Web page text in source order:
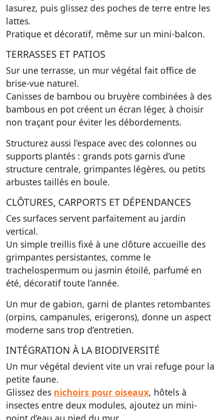
lasurez, puis glissez des poches de terre entre les
lattes.
Pratique et décoratif, même sur un mini-balcon.
TERRASSES ET PATIOS
Sur une terrasse, un mur végétal fait office de
brise-vue naturel.
Canisses de bambou ou bruyère combinées à des
bambous en pot créent un écran léger, à choisir
non traçant pour éviter les débordements.
Structurez aussi l’espace avec des colonnes ou
supports plantés : grands pots garnis d’une
structure centrale, grimpantes légères, ou petits
arbustes taillés en boule.
CLÔTURES, CARPORTS ET DÉPENDANCES
Ces surfaces servent parfaitement au jardin
vertical.
Un simple treillis fixé à une clôture accueille des
grimpantes persistantes, comme le
trachelospermum ou jasmin étoilé, parfumé en
été, décoratif toute l’année.
Un mur de gabion, garni de plantes retombantes
(orpins, campanules, erigerons), donne un aspect
moderne sans trop d’entretien.
INTÉGRATION À LA BIODIVERSITÉ
Un mur végétal devient vite un vrai refuge pour la
petite faune.
Glissez des nichoirs pour oiseaux, hôtels à
insectes entre deux modules, ajoutez un mini-